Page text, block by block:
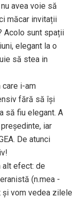
avea voie să
măcar invitații
Acolo sunt spații
elegant la o
să stea in
care i-am
fără să își
să fiu elegant. A
iar
De atunci
alt efect: de
(n.mea -
și vom vedea zilele